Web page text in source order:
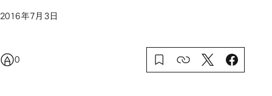
2016年7月3日
0